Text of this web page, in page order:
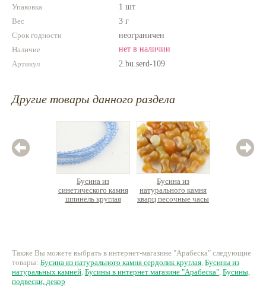
размеры. Фантазируйте!
Упаковка
1 шт
Вес
3 г
Срок годности
неограничен
Наличие
нет в наличии
Артикул
2.bu.serd-109
Другие товары данного раздела
Бусина из
синетического камня
шпинель круглая
Бусина из
натурального камня
кварц песочные часы
Также Вы можете выбрать в интернет-магазине "Арабеска" следующие
товары: Бусина из натурального камня сердолик круглая, Бусины из
натуральных камней, Бусины в интернет магазине "Арабеска", Бусины,
подвески, декор